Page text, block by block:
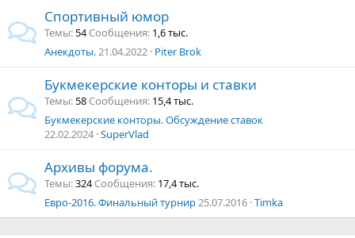
Спортивный юмор
Темы 54 Сообщения 1,6 тыс.
Анекдоты.21.04.2022 Piter Brok
Букмекерские конторы и ставки
Темы 58 Сообщения 15,4 тыс.
Букмекерские конторы. Обсуждение ставок
22.02.2024 SuperVlad
Архивы форума.
Темы 324 Сообщения 17,4 тыс.
Евро-2016. Финальный турнир25.07.2016 Timka